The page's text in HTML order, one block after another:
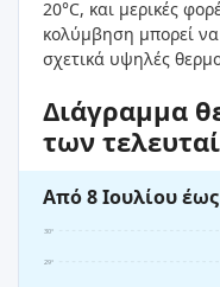
20°C, και μερικές
κολύμβηση μπορεί
σχετικά υψηλές
Διάγραμμα
των
Από 8 Ιουλίου
29°
30°